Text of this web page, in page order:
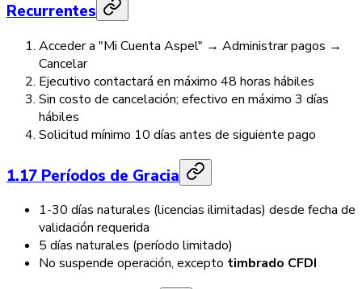
Recurrentes
Acceder a "Mi Cuenta Aspel" → Administrar pagos →
Cancelar
Ejecutivo contactará en máximo 48 horas hábiles
Sin costo de cancelación; efectivo en máximo 3 días
hábiles
Solicitud mínimo 10 días antes de siguiente pago
1.17 Períodos de Gracia
1-30 días naturales (licencias ilimitadas) desde fecha de
validación requerida
5 días naturales (período limitado)
No suspende operación, excepto timbrado CFDI